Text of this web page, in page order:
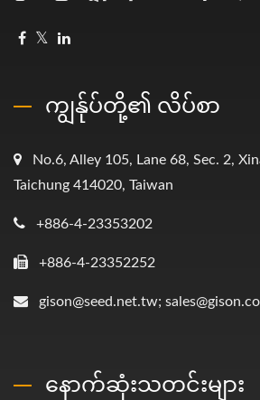
ကျွန်ုပ်တို့၏ လိပ်စာ
No.6, Alley 105, Lane 68, Sec. 2,
Taichung 414020, Taiwan
+886-4-23353202
+886-4-23352252
gison@seed.net.tw;
နောက်ဆုံးသတင်းများ